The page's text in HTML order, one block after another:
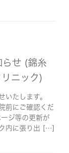
せ (錦糸
ニック)
いたします。
前にご確認くだ
ジ等の更新が
内に張り出 […]